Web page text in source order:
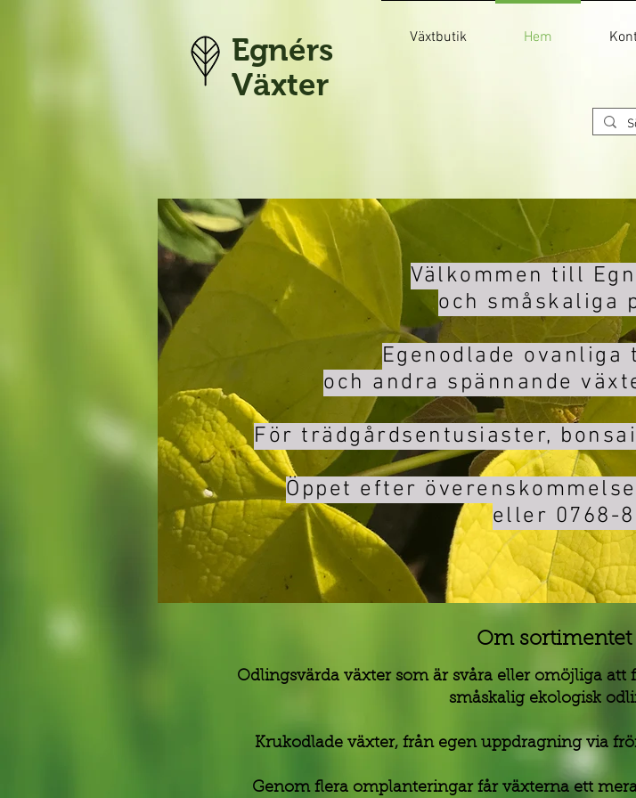
Egnérs
Växter
Växtbutik Hem
Välkommen till
och småskaliga
Egenodlade ovanliga
och andra spännande
För trädgårdsentusiaster,
Öppet efter
eller 0768-
Om sortimentet
Odlingsvärda växter som är svåra eller omöjliga att
småskalig ekologisk
Krukodlade växter, från egen uppdragning via
Genom flera omplanteringar får växterna ett